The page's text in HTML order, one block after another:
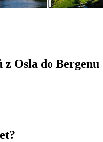
Osla do Bergenu